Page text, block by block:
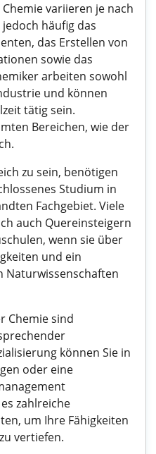
variieren je nach
häufig das
das Erstellen von
sowie das
arbeiten sowohl
und können
tätig sein.
Bereichen, wie der
zu sein, benötigen
Studium in
Fachgebiet. Viele
auch Quereinsteigern
wenn sie über
und ein
Naturwissenschaften
Chemie sind
können Sie in
oder eine
zahlreiche
um Ihre Fähigkeiten
vertiefen.